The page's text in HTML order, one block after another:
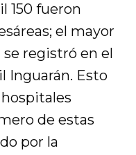
150 fueron
el mayor
registró en el
Inguarán. Esto
de estas
por la